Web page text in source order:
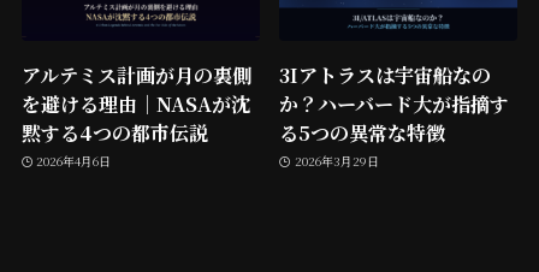
アルテミス計画が月の裏側
を避ける理由｜NASAが沈
黙する4つの都市伝説
2026年4月6日
3Iアトラスは宇宙船なの
か？ハーバード大が指摘す
る5つの異常な特徴
2026年3月29日